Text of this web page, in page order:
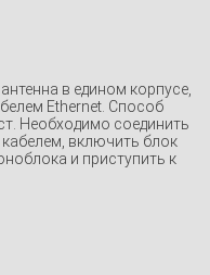
в едином корпусе,
Ethernet. Способ
Необходимо соединить
включить блок
и приступить к